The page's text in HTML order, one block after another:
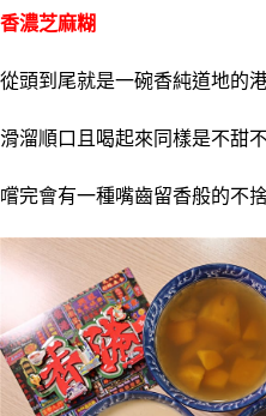
香濃芝麻糊
從頭到尾就是一碗香純道地的
滑溜順口且喝起來同樣是不甜
嚐完會有一種嘴齒留香般的不